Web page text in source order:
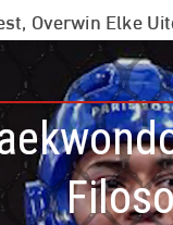
Overwin Elke